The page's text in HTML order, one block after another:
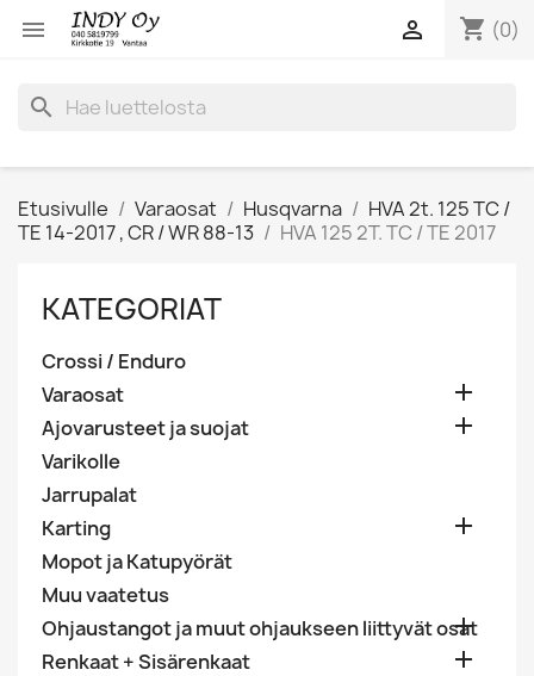
 shopping_cart (0)

search
Etusivulle Varaosat Husqvarna
HVA 2t. 125 TC /
TE 14-2017 , CR / WR 88-13
HVA 125 2T. TC / TE 2017
KATEGORIAT
Crossi / Enduro
Varaosat

Ajovarusteet ja suojat 
Varikolle
Jarrupalat
Karting

Mopot ja Katupyörät
Muu vaatetus
Ohjaustangot ja muut ohjaukseen liittyvät osat

Renkaat + Sisärenkaat 